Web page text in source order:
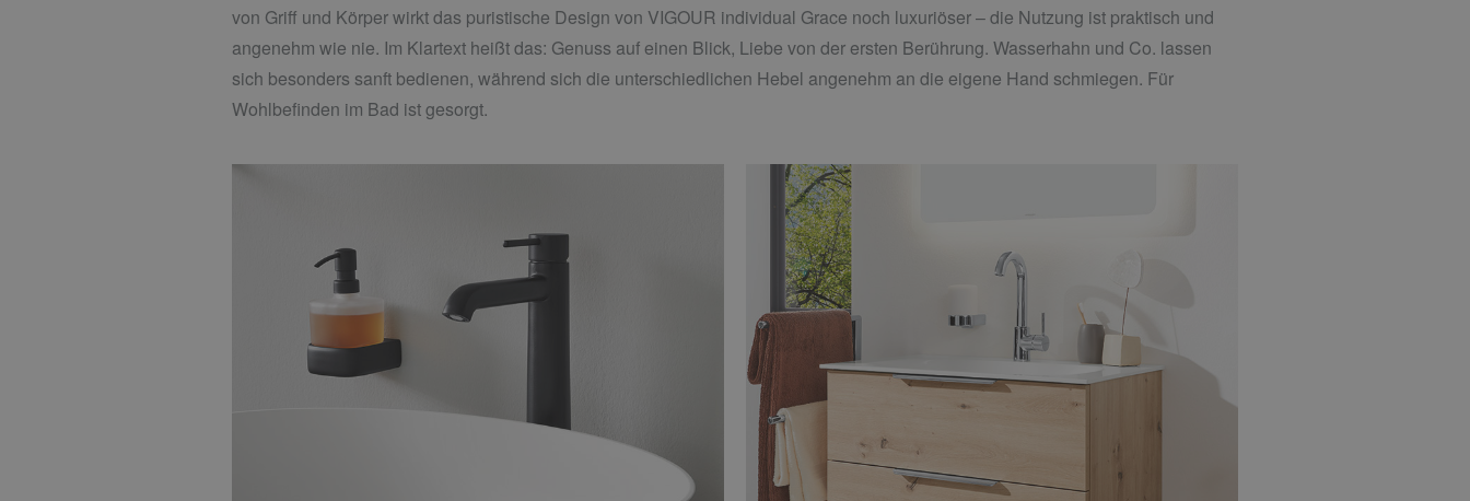
von Griff und Körper wirkt das puristische Design von VIGOUR individual Grace noch luxuriöser – die Nutzung ist praktisch und
angenehm wie nie. Im Klartext heißt das: Genuss auf einen Blick, Liebe von der ersten Berührung. Wasserhahn und Co. lassen
sich besonders sanft bedienen, während sich die unterschiedlichen Hebel angenehm an die eigene Hand schmiegen. Für
Wohlbefinden im Bad ist gesorgt.